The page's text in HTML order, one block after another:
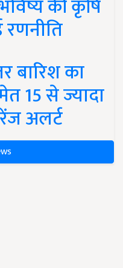
की कृषि
बारिश का
15 से ज्यादा
अलर्ट